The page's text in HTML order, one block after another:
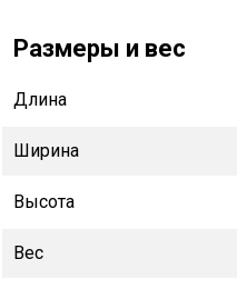
Размеры и вес
Длина
Ширина
Высота
Вес